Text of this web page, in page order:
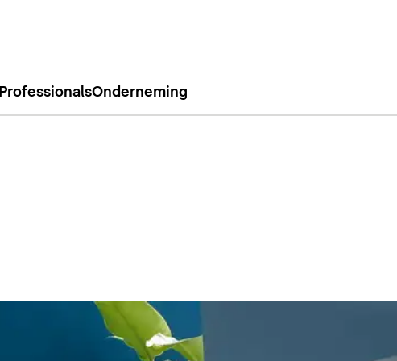
ProfessionalsOnderneming